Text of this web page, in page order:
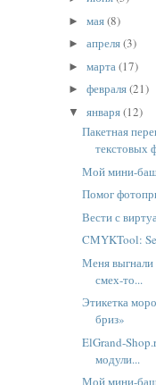
► мая(8)
► апреля(3)
► марта(17)
► февраля(21)
▼ января(12)
Пакетная
текстовых
Мой мини-
Помог
Вести с
CMYKTool:
Меня выгнали
смех-то...
Этикетка
бриз»
ElGrand-
модули...
Мой мини-